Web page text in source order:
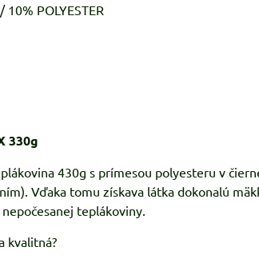
POLYESTER
330g
430g s prímesou polyesteru v
Vďaka tomu získava látka dokonalú
teplákoviny.
kvalitná?